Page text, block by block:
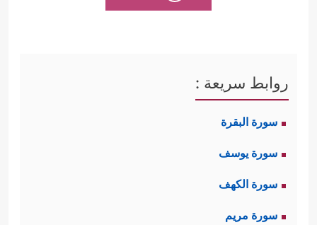
روابط سريعة :
سورة البقرة
سورة يوسف
سورة الكهف
سورة مريم